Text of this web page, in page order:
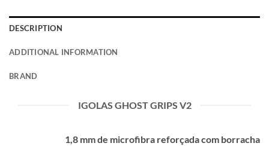
DESCRIPTION
ADDITIONAL INFORMATION
BRAND
IGOLAS GHOST GRIPS V2
1,8 mm de microfibra reforçada com borracha